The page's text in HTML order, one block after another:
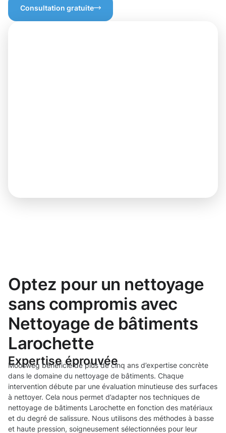
Consultation gratuite
Optez pour un nettoyage
sans compromis avec
Nettoyage de bâtiments
Larochette
Expertise éprouvée
Moosweg bénéficie de plus de cinq ans d’expertise concrète
dans le domaine du nettoyage de bâtiments. Chaque
intervention débute par une évaluation minutieuse des surfaces
à nettoyer. Cela nous permet d’adapter nos techniques de
nettoyage de bâtiments Larochette en fonction des matériaux
et du degré de salissure. Nous utilisons des méthodes à basse
et haute pression, soigneusement sélectionnées pour leur